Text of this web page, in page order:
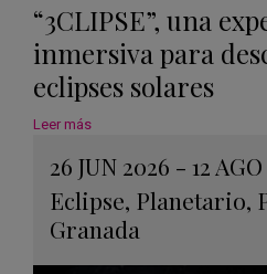
“3CLIPSE”, una
inmersiva para
eclipses solares
Leer más
26 JUN 2026 - 12
Eclipse, Planetario,
Granada